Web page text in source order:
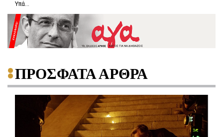
Υπά...
ΠΡΟΣΦΑΤΑ ΑΡΘΡΑ